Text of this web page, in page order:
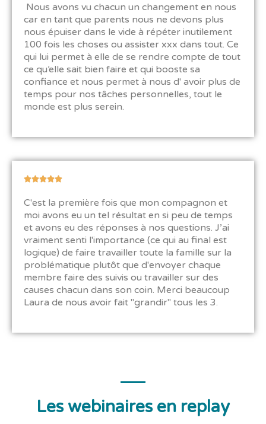
t
é
5
u
r
5
Nous avons vu chacun un changement en nous
car en tant que parents nous ne devons plus
nous épuiser dans le vide à répéter inutilement
100 fois les choses ou assister xxx dans tout. Ce
qui lui permet à elle de se rendre compte de tout
ce qu’elle sait bien faire et qui booste sa
confiance et nous permet à nous d' avoir plus de
temps pour nos tâches personnelles, tout le
monde est plus serein.
N
t
é
5
s
u
r
5
C'est la première fois que mon compagnon et
moi avons eu un tel résultat en si peu de temps
et avons eu des réponses à nos questions. J’ai
vraiment senti l'importance (ce qui au final est
logique) de faire travailler toute la famille sur la
problématique plutôt que d'envoyer chaque
membre faire des suivis ou travailler sur des
causes chacun dans son coin. Merci beaucoup
Laura de nous avoir fait "grandir" tous les 3.
Les webinaires en replay